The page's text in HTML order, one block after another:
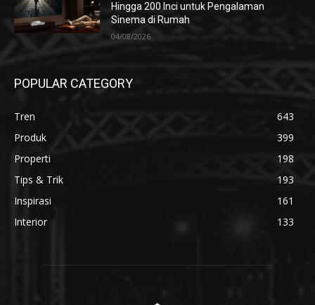
Hingga 200 Inci untuk Pengalaman
Sinema di Rumah
04/08/2026
POPULAR CATEGORY
Tren
643
Produk
399
Properti
198
Tips & Trik
193
Inspirasi
161
Interior
133